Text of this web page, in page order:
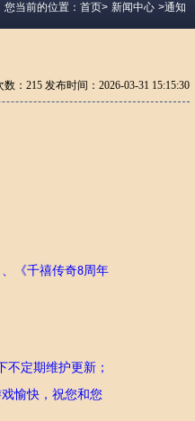
您当前的位置： 首页> 新闻中心 >通知
： 215 发布时间：2026-03-31 15:15:30
《千禧传奇8周年
定期维护更新；
愉快，祝您和您